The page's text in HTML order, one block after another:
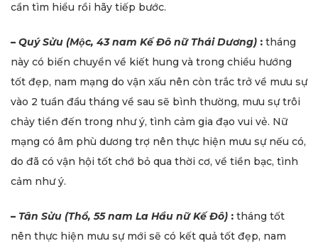
cần tìm hiểu rồi hãy tiếp bước.
– Quý Sửu (Mộc, 43 nam Kế Đô nữ Thái Dương) : tháng
này có biến chuyển về kiết hung và trong chiều hướng
tốt đẹp, nam mạng do vận xấu nên còn trắc trở về mưu sự
vào 2 tuần đầu tháng về sau sẽ bình thường, mưu sự trôi
chảy tiền đến trong như ý, tình cảm gia đạo vui vẻ. Nữ
mạng có âm phù dương trợ nên thực hiện mưu sự nếu có,
do đã có vận hội tốt chớ bỏ qua thời cơ, về tiền bạc, tình
cảm như ý.
– Tân Sửu (Thổ, 55 nam La Hầu nữ Kế Đô) : tháng tốt
nên thực hiện mưu sự mới sẽ có kết quả tốt đẹp, nam